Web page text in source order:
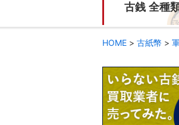
古銭 全種
HOME > 古紙幣 >